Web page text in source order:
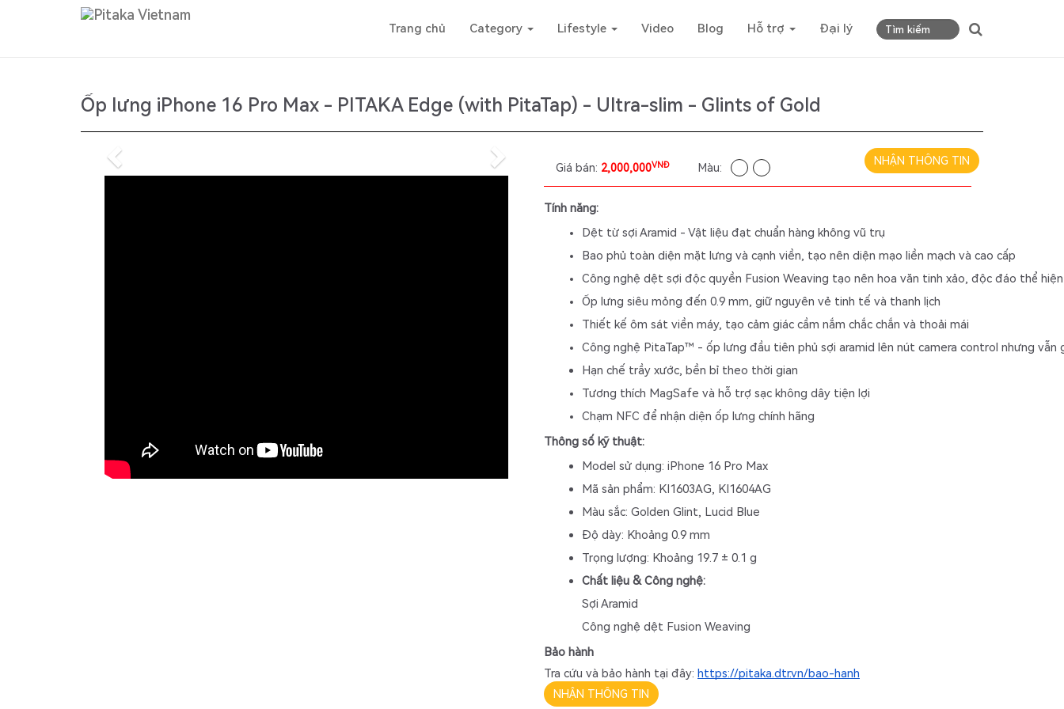
Trang chủ Category Lifestyle Video Blog Hỗ trợ Đại lý
Ốp lưng iPhone 16 Pro Max - PITAKA Edge (with PitaTap) - Ultra-slim - Glints of Gold
Previous Giá bán: 2,000,000VNĐ Màu:
NHẬN THÔNG TIN
Tính năng:
Dệt từ sợi Aramid - Vật liệu đạt chuẩn hàng không vũ trụ
Bao phủ toàn diện mặt lưng và cạnh viền, tạo nên diện mạo liền mạch và cao cấp
Công nghệ dệt sợi độc quyền Fusion Weaving tạo nên hoa văn tinh xảo, độc đáo thể
Ốp lưng siêu mỏng đến 0.9 mm, giữ nguyên vẻ tinh tế và thanh lịch
Thiết kế ôm sát viền máy, tạo cảm giác cầm nắm chắc chắn và thoải mái
Công nghệ PitaTap™ - ốp lưng đầu tiên phủ sợi aramid lên nút camera control nhưng vẫn
Hạn chế trầy xước, bền bỉ theo thời gian
Tương thích MagSafe và hỗ trợ sạc không dây tiện lợi
Chạm NFC để nhận diện ốp lưng chính hãng
Thông số kỹ thuật:
Model sử dụng: iPhone 16 Pro Max
Mã sản phẩm: KI1603AG, KI1604AG
Màu sắc: Golden Glint, Lucid Blue
Độ dày: Khoảng 0.9 mm
Trọng lượng: Khoảng 19.7 ± 0.1 g
Chất liệu & Công nghệ:
Sợi Aramid
Công nghệ dệt Fusion Weaving
Bảo hành
Tra cứu và bảo hành tại đây: https://pitaka.dtr.vn/bao-hanh
NHẬN THÔNG TIN